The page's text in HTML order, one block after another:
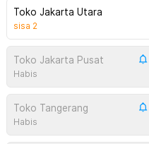
Toko Jakarta Utara
sisa 2
Toko Jakarta Pusat
Habis
Toko Tangerang
Habis